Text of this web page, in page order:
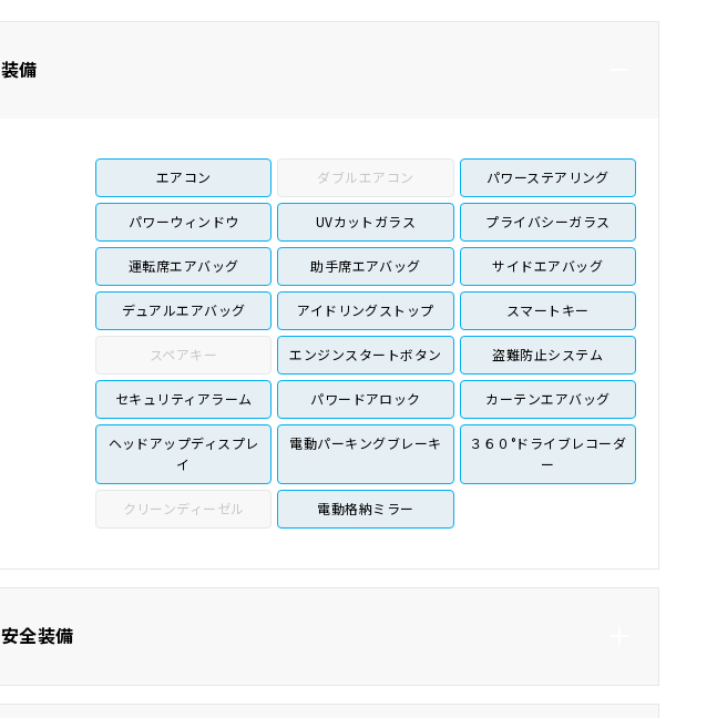
装備
エアコン ダブルエアコン パワーステアリング
パワーウィンドウ UVカットガラス プライバシーガラス
運転席エアバッグ 助手席エアバッグ サイドエアバッグ
デュアルエアバッグ アイドリングストップ スマートキー
スペアキー エンジンスタートボタン 盗難防止システム
セキュリティアラーム パワードアロック カーテンエアバッグ
ヘッドアップディスプレ
イ
電動パーキングブレーキ
３６０°ドライブレコーダ
ー
クリーンディーゼル 電動格納ミラー
安全装備